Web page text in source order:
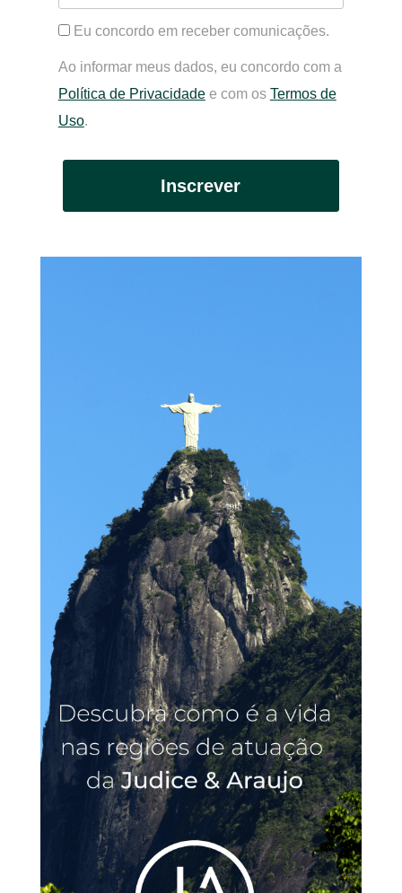
Eu concordo em receber comunicações.
Ao informar meus dados, eu concordo com a
Política de Privacidadee com os Termos de
Uso.
Inscrever